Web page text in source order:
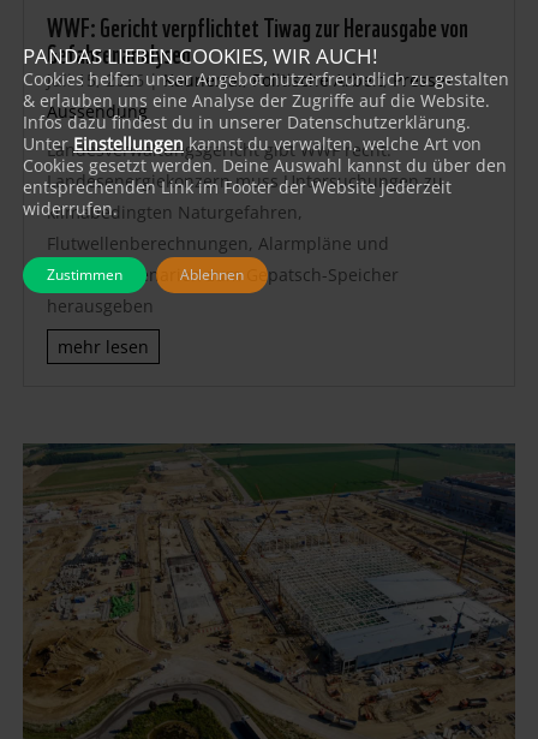
WWF: Gericht verpflichtet Tiwag zur Herausgabe von
Gefahrenanalysen
Juli 15, 2026|Kaunertal,Politische Arbeit,Presse-
Aussendung
Landesverwaltungsgericht gibt WWF recht:
Landesenergiekonzern muss Untersuchungen zu
klimabedingten Naturgefahren,
Flutwellenberechnungen, Alarmpläne und
Gefahrenszenarien zum Gepatsch-Speicher
herausgeben
mehr lesen
PANDAS LIEBEN COOKIES, WIR AUCH!
Cookies helfen unser Angebot nutzerfreundlich zu gestalten
& erlauben uns eine Analyse der Zugriffe auf die Website.
Infos dazu findest du in unserer Datenschutzerklärung.
UnterEinstellungen kannst du verwalten, welche Art von
Cookies gesetzt werden. Deine Auswahl kannst du über den
entsprechenden Link im Footer der Website jederzeit
widerrufen.
Zustimmen Ablehnen